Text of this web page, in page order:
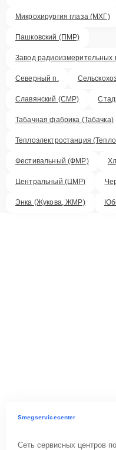
Микрохирургия глаза (МХГ)
Пашковский (ПМР)
Завод
Северный п.
Славянский (СМР)
Табачная фабрика (Табачка)
Теплоэлектростанция
Фестивальный (ФМР)
Центральный (ЦМР)
Энка (Жукова, ЖМР)
Smegservicecenter
Сеть сервисных центров